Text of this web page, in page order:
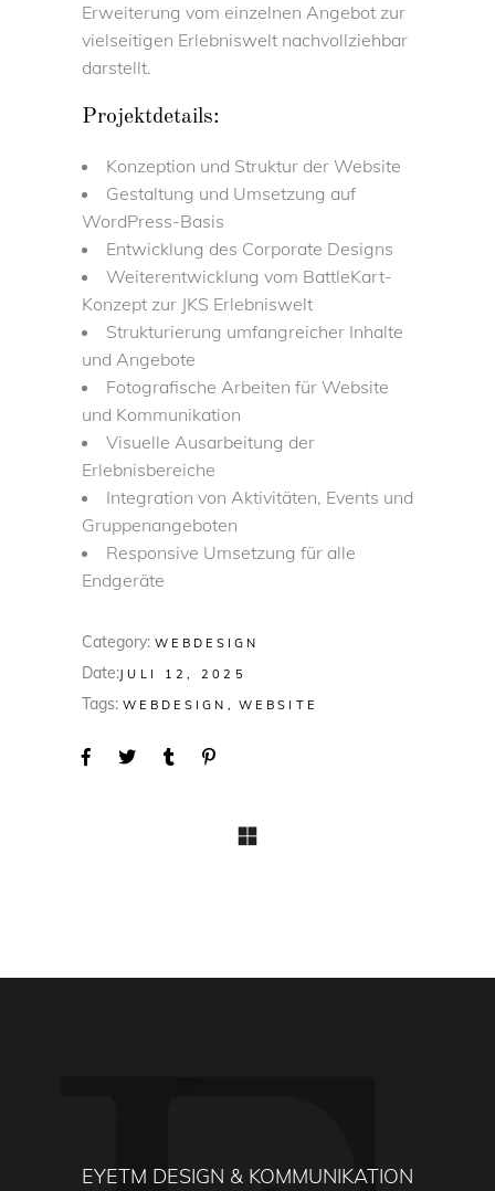
Erweiterung vom einzelnen Angebot zur
vielseitigen Erlebniswelt nachvollziehbar
darstellt.
Projektdetails:
Konzeption und Struktur der Website
Gestaltung und Umsetzung auf
WordPress-Basis
Entwicklung des Corporate Designs
Weiterentwicklung vom BattleKart-
Konzept zur JKS Erlebniswelt
Strukturierung umfangreicher Inhalte
und Angebote
Fotografische Arbeiten für Website
und Kommunikation
Visuelle Ausarbeitung der
Erlebnisbereiche
Integration von Aktivitäten, Events und
Gruppenangeboten
Responsive Umsetzung für alle
Endgeräte
Category: WEBDESIGN
Date:JULI 12, 2025
Tags: WEBDESIGN WEBSITE
EYETM DESIGN & KOMMUNIKATION